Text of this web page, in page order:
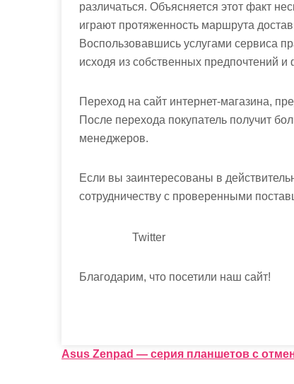
различаться. Объясняется этот факт
играют протяженность маршрута
Воспользовавшись услугами сервиса
исходя из собственных предпочтений
Переход на сайт интернет-магазина,
После перехода покупатель получит
менеджеров.
Если вы заинтересованы в
сотрудничеству с проверенными
Twitter
Благодарим, что посетили наш сайт!
Н
Asus Zenpad — серия планшетов с